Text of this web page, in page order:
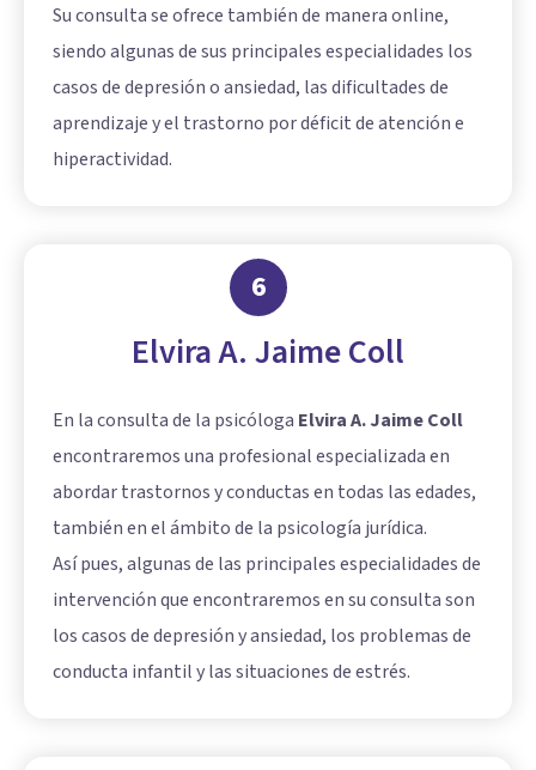
Su consulta se ofrece también de manera online,
siendo algunas de sus principales especialidades los
casos de depresión o ansiedad, las dificultades de
aprendizaje y el trastorno por déficit de atención e
hiperactividad.
6
Elvira A. Jaime Coll
En la consulta de la psicóloga Elvira A. Jaime Coll
encontraremos una profesional especializada en
abordar trastornos y conductas en todas las edades,
también en el ámbito de la psicología jurídica.
Así pues, algunas de las principales especialidades de
intervención que encontraremos en su consulta son
los casos de depresión y ansiedad, los problemas de
conducta infantil y las situaciones de estrés.